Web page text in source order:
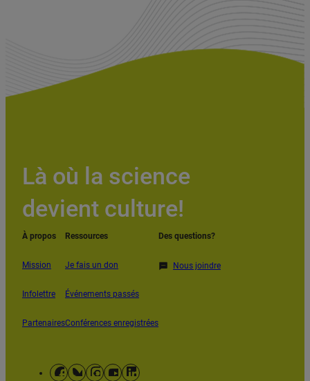
À propos
Mission
Infolettre
Partenaires
Ressources
Je fais un don
Événements passés
Conférences enregistrées
Des questions?
Nous joindre
Là où la science
devient culture!
Facebook
BlueskyInstagram
YouTubeLinkedIn